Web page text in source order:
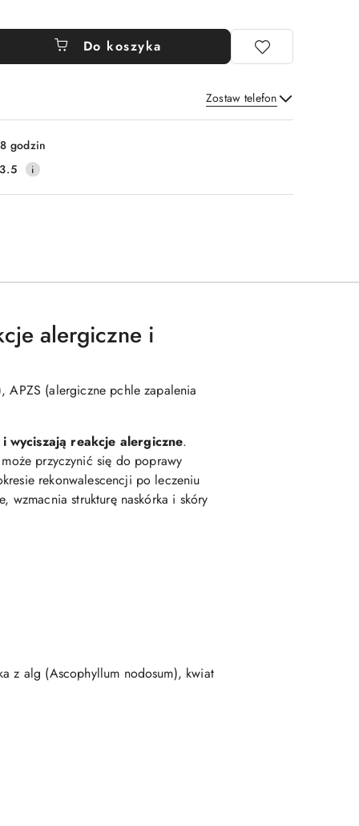
Do koszyka
Zostaw telefon
Wyślij
godzin
alergiczne i
APZS (alergiczne pchle zapalenia
wyciszają reakcje alergiczne.
przyczynić się do poprawy
rekonwalescencji po leczeniu
wzmacnia strukturę naskórka i skóry
z alg (Ascophyllum nodosum), kwiat